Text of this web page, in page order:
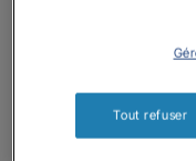
Informations
Tout refuser